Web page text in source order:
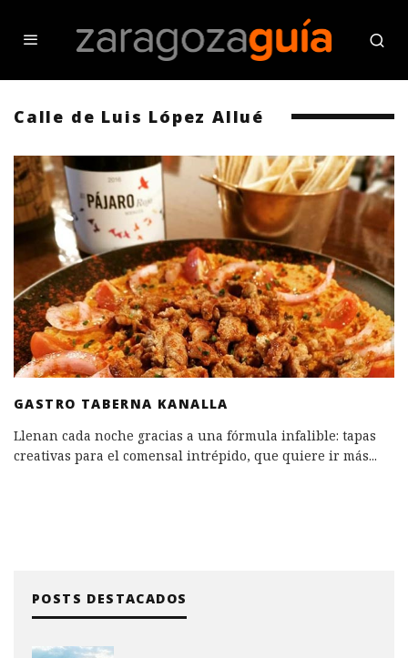
Calle de Luis López Allué
GASTRO TABERNA KANALLA
Llenan cada noche gracias a una fórmula infalible: tapas
creativas para el comensal intrépido, que quiere ir más...
POSTS DESTACADOS